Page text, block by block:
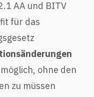
AA und BITV
für das
ohne den
zu müssen